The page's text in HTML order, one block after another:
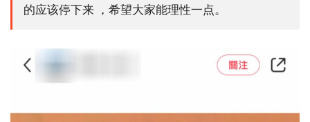
的应该停下来 ，希望大家能理性一点。